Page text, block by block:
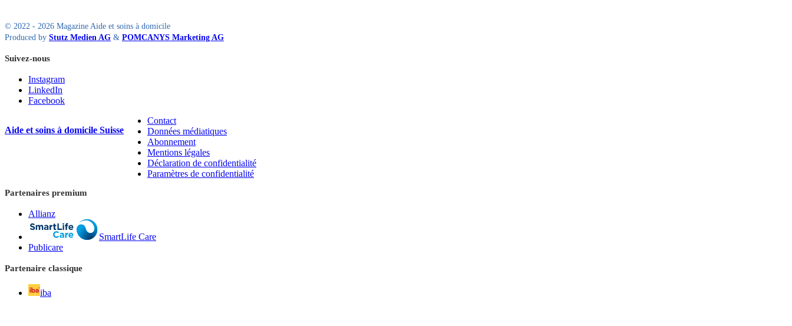
© 2022 - 2026 Magazine Aide et soins à domicile
Produced by Stutz Medien AG & POMCANYS Marketing AG
Suivez-nous
Instagram
LinkedIn
Facebook
Aide et soins à domicile Suisse
Contact
Données médiatiques
Abonnement
Mentions légales
Déclaration de confidentialité
Paramètres de confidentialité
Partenaires premium
Allianz
SmartLife Care
Publicare
Partenaire classique
iba